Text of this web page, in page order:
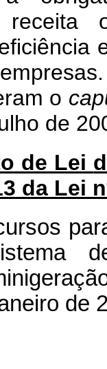
o
de
de Lei
da Lei
de